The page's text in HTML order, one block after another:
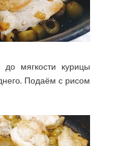
мягкости курицы
Подаём с рисом